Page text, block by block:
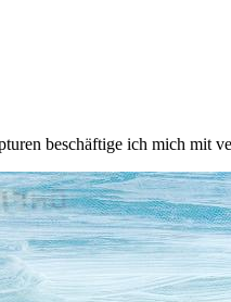
beschäftige ich mich mit